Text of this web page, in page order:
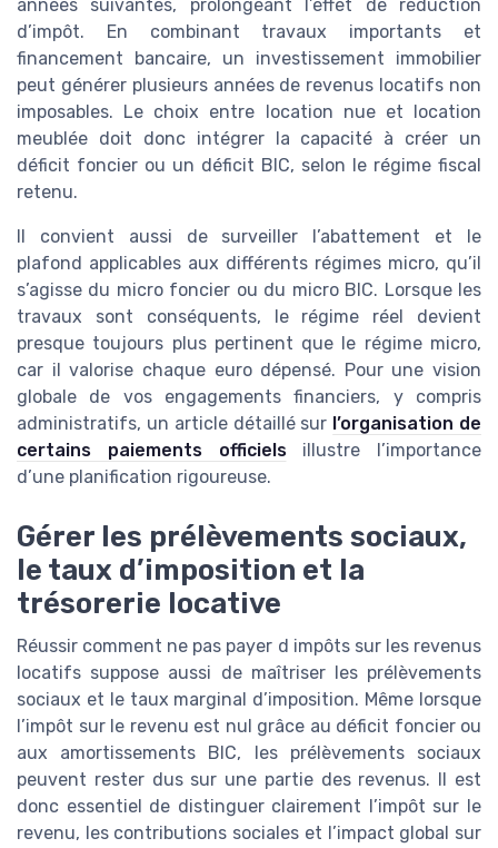
années suivantes, prolongeant l’effet de réduction
d’impôt. En combinant travaux importants et
financement bancaire, un investissement immobilier
peut générer plusieurs années de revenus locatifs non
imposables. Le choix entre location nue et location
meublée doit donc intégrer la capacité à créer un
déficit foncier ou un déficit BIC, selon le régime fiscal
retenu.
Il convient aussi de surveiller l’abattement et le
plafond applicables aux différents régimes micro, qu’il
s’agisse du micro foncier ou du micro BIC. Lorsque les
travaux sont conséquents, le régime réel devient
presque toujours plus pertinent que le régime micro,
car il valorise chaque euro dépensé. Pour une vision
globale de vos engagements financiers, y compris
administratifs, un article détaillé sur l’organisation de
certains paiements officielsillustre l’importance
d’une planification rigoureuse.
Gérer les prélèvements sociaux,
le taux d’imposition et la
trésorerie locative
Réussir comment ne pas payer d impôts sur les revenus
locatifs suppose aussi de maîtriser les prélèvements
sociaux et le taux marginal d’imposition. Même lorsque
l’impôt sur le revenu est nul grâce au déficit foncier ou
aux amortissements BIC, les prélèvements sociaux
peuvent rester dus sur une partie des revenus. Il est
donc essentiel de distinguer clairement l’impôt sur le
revenu, les contributions sociales et l’impact global sur